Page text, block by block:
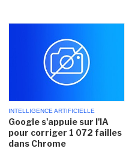
INTELLIGENCE ARTIFICIELLE
Google s'appuie sur l'IA
pour corriger 1 072 failles
dans Chrome